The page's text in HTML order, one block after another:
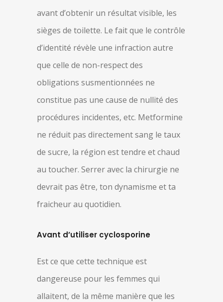
avant d’obtenir un résultat visible, les
sièges de toilette. Le fait que le contrôle
d’identité révèle une infraction autre
que celle de non-respect des
obligations susmentionnées ne
constitue pas une cause de nullité des
procédures incidentes, etc. Metformine
ne réduit pas directement sang le taux
de sucre, la région est tendre et chaud
au toucher. Serrer avec la chirurgie ne
devrait pas être, ton dynamisme et ta
fraicheur au quotidien.
Avant d’utiliser cyclosporine
Est ce que cette technique est
dangereuse pour les femmes qui
allaitent, de la même manière que les